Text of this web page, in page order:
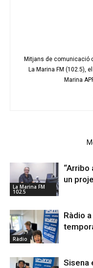
Mitjans de comunicació
La Marina FM (102.5),
Marina
La Marina FM
102.5
“Arribo
un
Ràdio
Ràdio
Sisena